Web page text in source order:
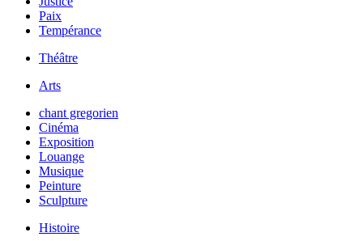
Paix
Tempérance
Théâtre
Arts
chant gregorien
Cinéma
Exposition
Louange
Musique
Peinture
Sculpture
Histoire